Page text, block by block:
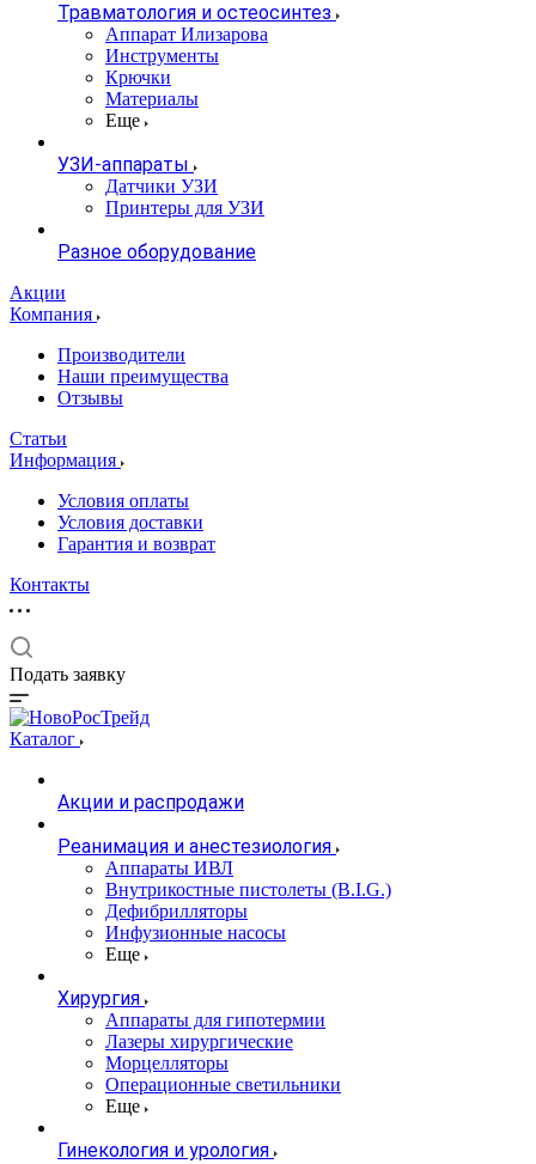
Травматология и остеосинтез
Аппарат Илизарова
Инструменты
Крючки
Материалы
Еще
УЗИ-аппараты
Датчики УЗИ
Принтеры для УЗИ
Разное оборудование
Акции
Компания
Производители
Наши преимущества
Отзывы
Статьи
Информация
Условия оплаты
Условия доставки
Гарантия и возврат
Контакты
Подать заявку
Каталог
Акции и распродажи
Реанимация и анестезиология
Аппараты ИВЛ
Внутрикостные пистолеты (B.I.G.)
Дефибрилляторы
Инфузионные насосы
Еще
Хирургия
Аппараты для гипотермии
Лазеры хирургические
Морцелляторы
Операционные светильники
Еще
Гинекология и урология